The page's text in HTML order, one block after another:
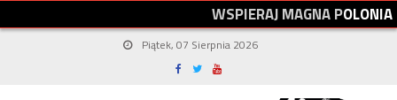
WSPIERAJMAGNAPOLONIA
Piątek, 07 Sierpnia 2026